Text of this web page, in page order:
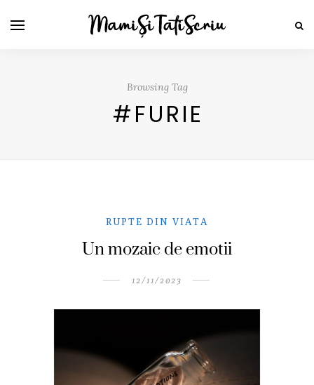
Browsing Tag
#FURIE
RUPTE DIN VIATA
Un mozaic de emotii
12/11/2023